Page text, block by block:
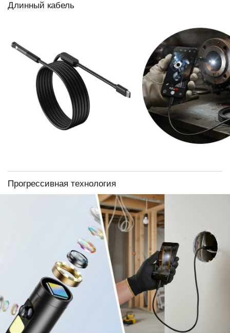
Длинный кабель
Прогрессивная технология